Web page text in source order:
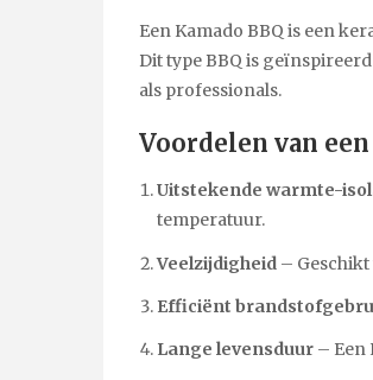
Een Kamado BBQ is een
Dit type BBQ is
als professionals.
Voordelen van een
Uitstekende warmte-
temperatuur.
Veelzijdigheid –
Efficiënt
Lange levensduur – Een